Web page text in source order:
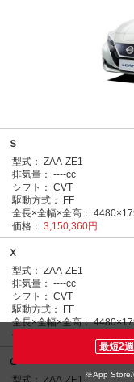
Ｓ
型式： ZAA-ZE1
排気量： ----cc
シフト： CVT
駆動方式：
FF
全長×全幅×全高：
価格： 3,150,360円
Ｘ
型式： ZAA-ZE1
排気量： ----cc
シフト： CVT
駆動方式：
FF
全長×全幅×全高：
価格：
Ｇ
型式：
ZAA-ZE1
最短2
※App Store/